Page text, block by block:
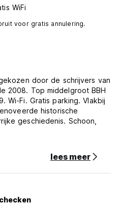
WiFi
voor gratis annulering.
door de schrijvers van
2008. Top middelgroot BBH
Wi-Fi. Gratis parking. Vlakbij
historische
geschiedenis. Schoon,
lees meer